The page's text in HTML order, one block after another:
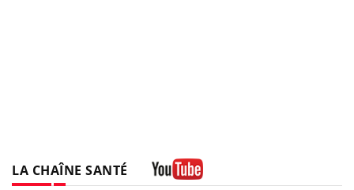
LA CHAÎNE SANTÉ